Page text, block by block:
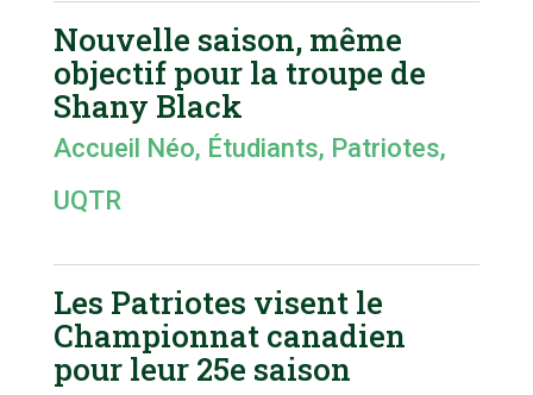
Nouvelle saison, même
objectif pour la troupe de
Shany Black
Accueil Néo, Étudiants, Patriotes,
UQTR
Les Patriotes visent le
Championnat canadien
pour leur 25e saison